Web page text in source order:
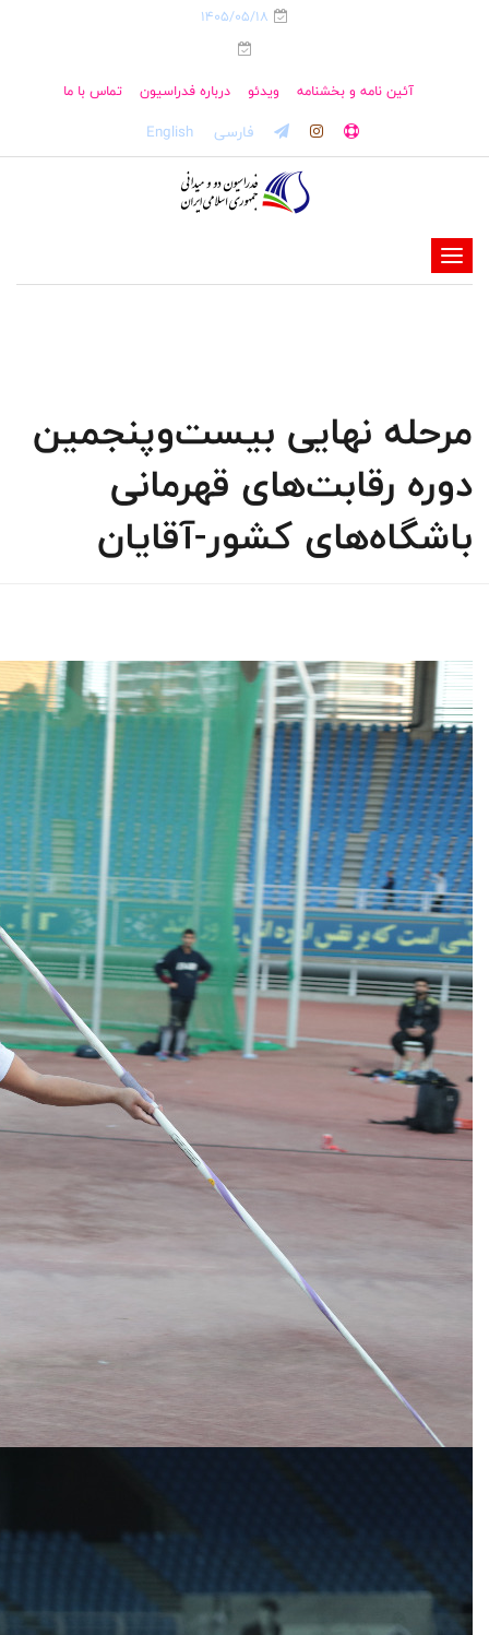
1405/05/18
آئین نامه و بخشنامه ویدئو درباره فدراسیون تماس با ما
فارسی English
-
-
مرحله نهایی بیست‌وپنجمین
دوره رقابت‌های قهرمانی
باشگاه‌های کشور-آقایان